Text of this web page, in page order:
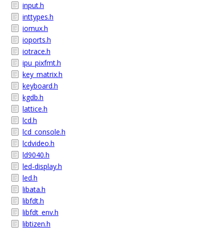
input.h
inttypes.h
iomux.h
ioports.h
iotrace.h
ipu_pixfmt.h
key_matrix.h
keyboard.h
kgdb.h
lattice.h
lcd.h
lcd_console.h
lcdvideo.h
ld9040.h
led-display.h
led.h
libata.h
libfdt.h
libfdt_env.h
libtizen.h